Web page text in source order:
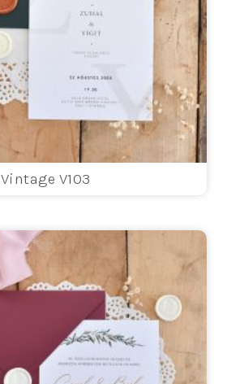
Vintage V103